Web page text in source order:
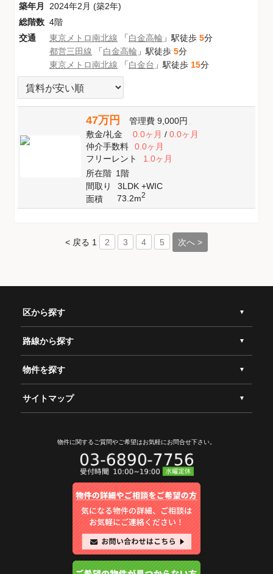
築年月
2024年2月 (築2年)
総階数 4階
交通
東京メトロ南北線 「白金高輪 」駅徒歩 5分
都営三田線 「白金高輪 」駅徒歩 5分
東京メトロ南北線 「白金台 」駅徒歩 15分
47万円 管理費 9,000円
敷金/礼金 0.0ヶ月/ 0.0ヶ月
仲介手数料
0.0ヶ月
フリーレント
1.0ヶ月
所在階 1階
間取り
3LDK +WIC
面積
73.2m2
< 戻る 1 2 3 4 5 次へ >
区から探す
路線から探す
物件を探す
サイトマップ
物件に関するご質問やご希望はお気軽にお問合せ下さい。